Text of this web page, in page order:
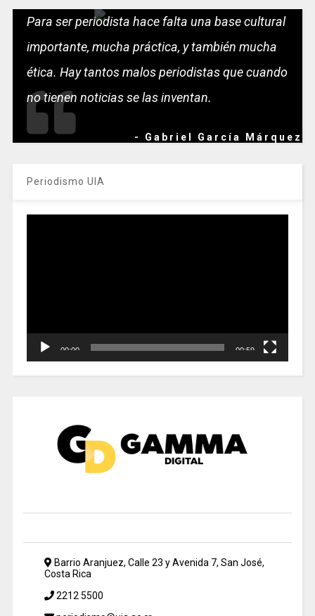
Para ser periodista hace falta una base cultural
importante, mucha práctica, y también mucha
ética. Hay tantos malos periodistas que cuando
no tienen noticias se las inventan.
- Gabriel García Márquez
Periodismo UIA
00:00 00:59
Barrio Aranjuez, Calle 23 y Avenida 7, San José,
Costa Rica
2212 5500